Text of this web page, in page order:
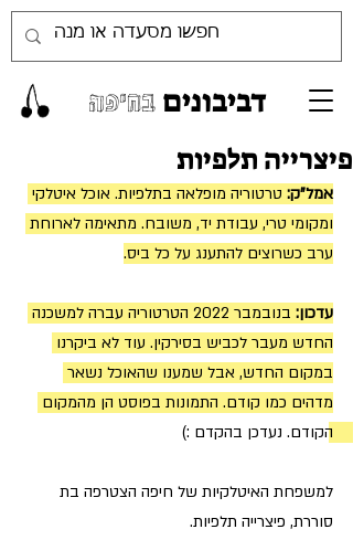
דביבוניםבחיפה
פיצרייה תלפיות
אמל"ק: טרטוריה מופלאה בתלפיות. אוכל איטלקי
ומקומי טרי, עבודת יד, משובח. מתאימה לארוחת
ערב כשרוצים להתענג על כל ביס.
עדכון:
בנובמבר 2022 הטרטוריה עברה למשכנה
החדש מעבר לכביש בסירקין. עוד לא ביקרנו
במקום החדש, אבל שמענו שהאוכל נשאר
מדהים כמו קודם. התמונות בפוסט הן מהמקום
הקודם. נעדכן בהקדם :)
למשפחת האיטלקיות של חיפה הצטרפה בת
סוררת, פיצרייה תלפיות.